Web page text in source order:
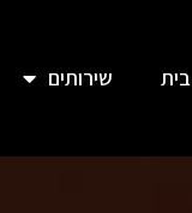
בית שירותים